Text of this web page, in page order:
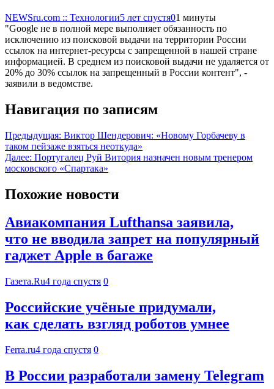
NEWSru.com :: Технологии5 лет спустя01 минуты
"Google не в полной мере выполняет обязанность по
исключению из поисковой выдачи на территории России
ссылок на интернет-ресурсы с запрещенной в нашей стране
информацией. В среднем из поисковой выдачи не удаляется от
20% до 30% ссылок на запрещенный в России контент", -
заявили в ведомстве.
Навигация по записям
Предыдущая: Виктор Шендерович: «Новому Горбачеву в
таком пейзаже взяться неоткуда»
Далее: Португалец Руй Витория назначен новым тренером
московского «Спартака»
Похожие новости
Авиакомпания Lufthansa заявила,
что не вводила запрет на популярный
гаджет Apple в багаже
Газета.Ru4 года спустя 0
Российские учёные придумали,
как сделать взгляд роботов умнее
Ferra.ru4 года спустя 0
В России разработали замену Telegram